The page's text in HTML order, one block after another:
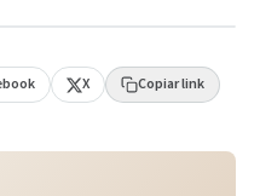
X Copiar link